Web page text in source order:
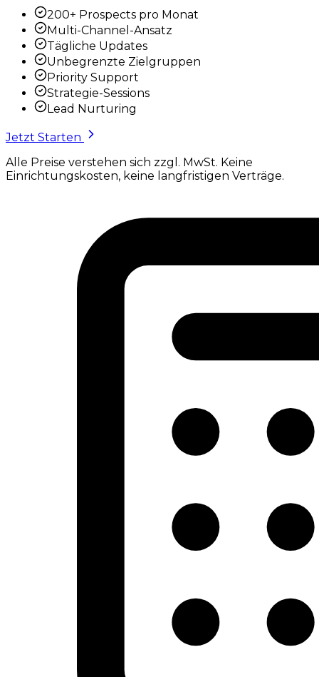
200+ Prospects pro Monat
Multi-Channel-Ansatz
Tägliche Updates
Unbegrenzte Zielgruppen
Priority Support
Strategie-Sessions
Lead Nurturing
Jetzt Starten
Alle Preise verstehen sich zzgl. MwSt. Keine
Einrichtungskosten, keine langfristigen Verträge.